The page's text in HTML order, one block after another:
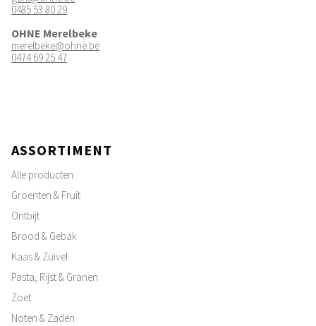
0485 53 80 29
OHNE Merelbeke
merelbeke@ohne.be
0474 69 25 47
ASSORTIMENT
Alle producten
Groenten & Fruit
Ontbijt
Brood & Gebak
Kaas & Zuivel
Pasta, Rijst & Granen
Zoet
Noten & Zaden